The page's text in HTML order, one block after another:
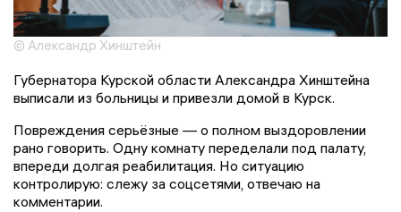
© Александр Хинштейн
Губернатора Курской области Александра Хинштейна
выписали из больницы и привезли домой в Курск.
Повреждения серьёзные — о полном выздоровлении
рано говорить. Одну комнату переделали под палату,
впереди долгая реабилитация. Но ситуацию
контролирую: слежу за соцсетями, отвечаю на
комментарии.